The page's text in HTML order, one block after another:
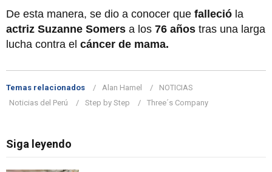
De esta manera, se dio a conocer que falleció la
actriz Suzanne Somers a los 76 años tras una larga
lucha contra el cáncer de mama.
Temas relacionados Alan Hamel
NOTICIAS
Noticias del Perú
Step by Step Three´s Company
Siga leyendo